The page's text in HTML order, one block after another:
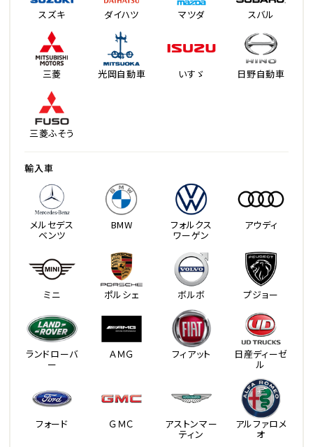
スズキ ダイハツ マツダ スバル
三菱 光岡自動車 いすゞ 日野自動車
三菱ふそう
輸入車
メルセデス
ベンツ
BMW フォルクス
ワーゲン
アウディ
ミニ ポルシェ ボルボ プジョー
ランドローバ
ー
ＡＭＧ フィアット 日産ディーゼ
ル
フォード ＧＭＣ アストンマー
ティン
アルファロメ
オ